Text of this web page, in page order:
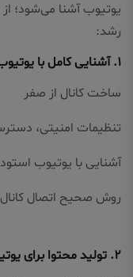
یوتیوب آشنا می‌شود؛
رشد:
۱. آشنایی کامل با یوتیوب و ساخت یک کانال حرفه‌ای
ساخت کانال از صفر
تنظیمات امنیتی،
آشنایی با یوتیوب
روش صحیح اتصال
۲. تولید محتوا برای یوتیوب (بدون نیاز به تجهیزات حرفه‌ای)